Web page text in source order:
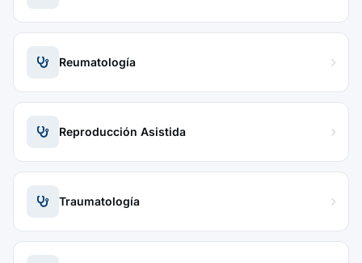
Reumatología
Reproducción Asistida
Traumatología